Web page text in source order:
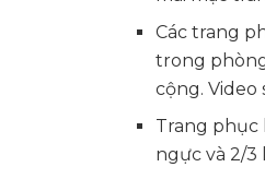
Các trang
trong
cộng. Video
Trang phục
ngực và 2/3